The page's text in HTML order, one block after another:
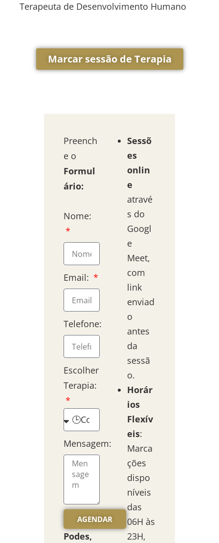
Terapeuta de Desenvolvimento Humano
Marcar sessão de Terapia
Preench
e o
Formul
ário:
Nome:
Email:
Telefone:
Escolher
Terapia:
Mensagem:
AGENDAR
Podes,
Sessõ
es
onlin
e
atravé
s do
Googl
e
Meet,
com
link
enviad
o
antes
da
sessã
o.
Horár
ios
Flexív
eis:
Marca
ções
dispo
níveis
das
06H às
23H,